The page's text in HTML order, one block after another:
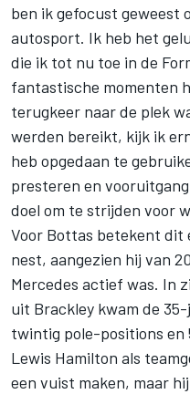
ben ik gefocust geweest
autosport. Ik heb het
die ik tot nu toe in de
fantastische momenten
terugkeer naar de plek
werden bereikt, kijk ik
heb opgedaan te
presteren en
doel om te strijden voor
Voor Bottas betekent dit
nest, aangezien hij van
Mercedes actief was. In
uit Brackley kwam de
twintig pole-positions en
Lewis Hamilton als
een vuist maken, maar